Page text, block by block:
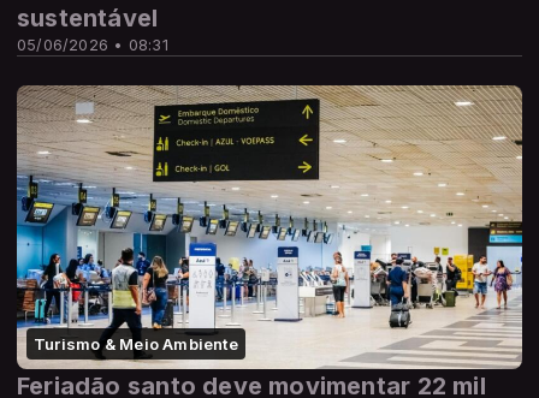
05/06/2026 • 08:31
sustentável
Turismo & Meio Ambiente
Feriadão santo deve movimentar 22 mil